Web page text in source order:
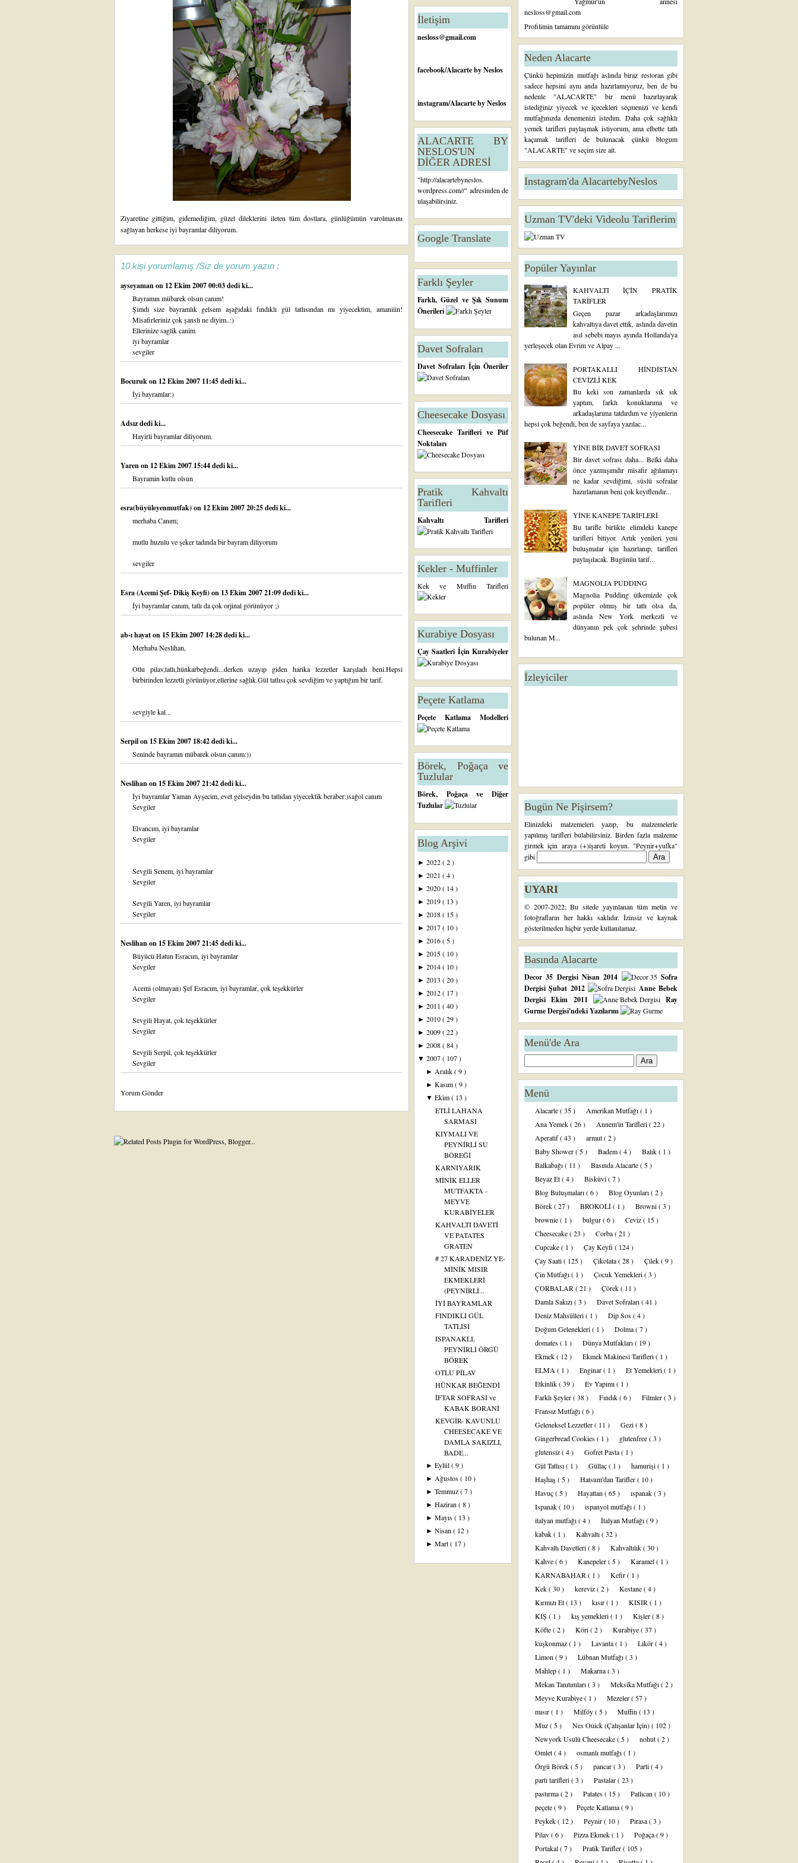
Ziyaretine gittiğim, gidemediğim, güzel dileklerini ileten tüm dostlara, günlüğümün varolmasını
sağlayan herkese iyi bayramlar diliyorum.
10 kişi yorumlamış /Siz de yorum yazın :
ayseyamanon 12 Ekim 2007 00:03 dedi ki...
Bayramın mübarek olsun canım!
Şimdi size bayramlık gelsem aşağıdaki fındıklı gül tatlısından mı yiyecektim, amaniiin!
Misafirleriniz çok şanslı ne diyim..:)
Ellerinize saglik canim
iyi bayramlar
sevgiler
Bocurukon 12 Ekim 2007 11:45 dedi ki...
İyi bayramlar:)
Adsız dedi ki...
Hayirli bayramlar diliyorum.
Yarenon 12 Ekim 2007 15:44 dedi ki...
Bayramin kutlu olsun
esra(büyüleyenmutfak)on 12 Ekim 2007 20:25 dedi ki...
merhaba Canım;
mutlu huzulu ve şeker tadında bir bayram diliyorum
sevgiler
Esra (Acemi Şef- Dikiş Keyfi)on 13 Ekim 2007 21:09 dedi ki...
İyi bayramlar canım, tatlı da çok orjinal görünüyor ;)
ab-ı hayaton 15 Ekim 2007 14:28 dedi ki...
Merhaba Neslihan,
Otlu pilav,tatlı,hünkarbeğendi...derken uzayıp giden harika lezzetler karşıladı beni.Hepsi
birbirinden lezzetli görünüyor,ellerine sağlık.Gül tatlısı çok sevdiğim ve yaptığım bir tarif.
sevgiyle kal...
Serpilon 15 Ekim 2007 18:42 dedi ki...
Seninde bayramın mübarek olsun canım:))
Neslihanon 15 Ekim 2007 21:42 dedi ki...
İyi bayramlar Yaman Ayşecim, evet gelseydin bu tatlıdan yiyecektik beraber:)sağol canım
Sevgiler
Elvancım, iyi bayramlar
Sevgiler
Sevgili Senem, iyi bayramlar
Sevgiler
Sevgili Yaren, iyi bayramlar
Sevgiler
Neslihanon 15 Ekim 2007 21:45 dedi ki...
Büyücü Hatun Esracım, iyi bayramlar
Sevgiler
Acemi (olmayan) Şef Esracım, iyi bayramlar, çok teşekkürler
Sevgiler
Sevgili Hayat, çok teşekkürler
Sevgiler
Sevgili Serpil, çok teşekkürler
Sevgiler
Yorum Gönder
İletişim
nesloss@gmail.com
facebook/Alacarte by Neslos
instagram/Alacarte by Neslos
ALACARTE BY
NESLOS'UN
DİĞER ADRESİ
"http://alacartebyneslos.
wordpress.com//" adresinden de
ulaşabilirsiniz.
Google Translate
Farklı Şeyler
Farklı, Güzel ve Şık Sunum
Önerileri
Davet Sofraları
Davet Sofraları İçin Öneriler
Cheesecake Dosyası
Cheesecake Tarifleri ve Püf
Noktaları
Pratik Kahvaltı
Tarifleri
Kahvaltı Tarifleri
Kekler - Muffinler
Kek ve Muffin Tarifleri
Kurabiye Dosyası
Çay Saatleri İçin Kurabiyeler
Peçete Katlama
Peçete Katlama Modelleri
Börek, Poğaça ve
Tuzlular
Börek, Poğaça ve Diğer
Tuzlular
Blog Arşivi
► 2022( 2 )
► 2021 ( 4 )
► 2020( 14 )
► 2019( 13 )
► 2018( 15 )
► 2017( 10 )
► 2016( 5 )
► 2015( 10 )
► 2014( 10 )
► 2013 ( 20 )
► 2012( 17 )
► 2011 ( 40 )
► 2010( 29 )
► 2009( 22 )
► 2008( 84 )
▼ 2007( 107 )
►Aralık( 9 )
►Kasım( 9 )
▼Ekim( 13 )
ETLİ LAHANA
SARMASI
KIYMALI VE
PEYNİRLİ SU
BÖREĞİ
KARNIYARIK
MİNİK ELLER
MUTFAKTA -
MEYVE
KURABİYELER
KAHVALTI DAVETİ
VE PATATES
GRATEN
# 27 KARADENİZ YE-
MİNİK MISIR
EKMEKLERİ
(PEYNİRLİ...
İYİ BAYRAMLAR
FINDIKLI GÜL
TATLISI
ISPANAKLI,
PEYNİRLİ ÖRGÜ
BÖREK
OTLU PİLAV
HÜNKAR BEĞENDİ
İFTAR SOFRASI ve
KABAK BORANİ
KEVGİR- KAVUNLU
CHEESECAKE VE
DAMLA SAKIZLI,
BADE...
►Eylül( 9 )
►Ağustos( 10 )
►Temmuz( 7 )
►Haziran( 8 )
►Mayıs( 13 )
►Nisan( 12 )
►Mart( 17 )
nesloss@gmail.com
Profilimin tamamını görüntüle
Neden Alacarte
Çünkü hepimizin mutfağı aslında biraz restoran gibi
sadece hepsini aynı anda hazırlamıyoruz, ben de bu
nedenle "ALACARTE" bir menü hazırlayarak
istediğiniz yiyecek ve içecekleri seçmenizi ve kendi
mutfağınızda denemenizi istedim. Daha çok sağlıklı
yemek tarifleri paylaşmak istiyorum, ama elbette tatlı
kaçamak tarifleri de bulunacak çünkü blogum
"ALACARTE" ve seçim size ait.
Instagram'da AlacartebyNeslos
Uzman TV'deki Videolu Tariflerim
Popüler Yayınlar
KAHVALTI İÇİN PRATİK
TARİFLER
Geçen pazar arkadaşlarımızı
kahvaltıya davet ettik, aslında davetin
asıl sebebi mayıs ayında Hollanda'ya
yerleşecek olan Evrim ve Alpay ...
PORTAKALLI HİNDİSTAN
CEVİZLİ KEK
Bu keki son zamanlarda sık sık
yaptım, farklı konuklarıma ve
arkadaşlarıma tatdırdım ve yiyenlerin
hepsi çok beğendi, ben de sayfaya yazılac...
YİNE BİR DAVET SOFRASI
Bir davet sofrası daha... Belki daha
önce yazmışımdır misafir ağılamayı
ne kadar sevdiğimi, süslü sofralar
hazırlamanın beni çok keyiflendir...
YİNE KANEPE TARİFLERİ
Bu tarifle birlikte elimdeki kanepe
tarifleri bitiyor. Artık yenileri yeni
buluşmalar için hazırlanıp, tarifleri
paylaşılacak. Bugünün tarif...
MAGNOLIA PUDDING
Magnolia Pudding ülkemizde çok
popüler olmuş bir tatlı olsa da,
aslında New York merkezli ve
dünyanın pek çok şehrinde şubesi
bulunan M...
İzleyiciler
Bugün Ne Pişirsem?
Elinizdeki malzemeleri yazıp, bu malzemelerle
yapılmış tarifleri bulabilirsiniz. Birden fazla malzeme
girmek için araya (+)işareti koyun. "Peynir+yufka"
gibi
UYARI
© 2007-2022; Bu sitede yayınlanan tüm metin ve
fotoğrafların her hakkı saklıdır. İzinsiz ve kaynak
gösterilmeden hiçbir yerde kullanılamaz.
Basında Alacarte
Decor 35 Dergisi Nisan 2014
Sofra
Dergisi Şubat 2012
Anne Bebek
Dergisi Ekim 2011
Ray
Gurme Dergisi'ndeki Yazılarım
Menü'de Ara
Menü
Alacarte( 35 ) Amerikan Mutfağı( 1 )
Ana Yemek( 26 ) Annem'in Tarifleri( 22 )
Aperatif( 43 ) armut( 2 )
Baby Shower( 5 ) Badem( 4 ) Balık( 1 )
Balkabağı( 11 ) Basında Alacarte( 5 )
Beyaz Et( 4 ) Bisküvi( 7 )
Blog Buluşmaları( 6 ) Blog Oyunları( 2 )
Börek( 27 ) BROKOLİ( 1 ) Browni( 3 )
brownie( 1 ) bulgur( 6 ) Ceviz( 15 )
Cheesecake( 23 ) Corba( 21 )
Cupcake( 1 ) Çay Keyfi ( 124 )
Çay Saati( 125 ) Çikolata( 28 ) Çilek( 9 )
Çin Mutfağı( 1 ) Çocuk Yemekleri( 3 )
ÇORBALAR ( 21 ) Çörek( 11 )
Damla Sakızı( 3 ) Davet Sofraları( 41 )
Deniz Mahsülleri( 1 ) Dip Sos( 4 )
Doğum Gelenekleri( 1 ) Dolma( 7 )
domates( 1 ) Dünya Mutfakları( 19 )
Ekmek( 12 ) Ekmek Makinesi Tarifleri( 1 )
ELMA ( 1 ) Enginar( 1 ) Et Yemekleri( 1 )
Etkinlik( 39 ) Ev Yapımı( 1 )
Farklı Şeyler( 38 ) Fındık( 6 ) Filmler( 3 )
Fransız Mutfağı( 6 )
Geleneksel Lezzetler( 11 ) Gezi( 8 )
Gingerbread Cookies( 1 ) glutenfree( 3 )
glutensiz( 4 ) Gofret Pasta( 1 )
Gül Tatlısı( 1 ) Güllaç( 1 ) hamurişi( 1 )
Haşhaş( 5 ) Hatsum'dan Tarifler( 10 )
Havuç( 5 ) Hayattan ( 65 ) ıspanak( 3 )
Ispanak( 10 ) ispanyol mutfağı( 1 )
italyan mutfağı( 4 ) İtalyan Mutfağı( 9 )
kabak( 1 ) Kahvaltı( 32 )
Kahvaltı Davetleri( 8 ) Kahvaltılık( 30 )
Kahve( 6 ) Kanepeler( 5 ) Karamel( 1 )
KARNABAHAR ( 1 ) Kefir( 1 )
Kek( 30 ) kereviz( 2 ) Kestane( 4 )
Kırmızı Et( 13 ) kısır( 1 ) KISIR ( 1 )
KIŞ ( 1 ) kış yemekleri( 1 ) Kişler( 8 )
Köfte( 2 ) Köri( 2 ) Kurabiye( 37 )
kuşkonmaz( 1 ) Lavanta( 1 ) Likör( 4 )
Limon ( 9 ) Lübnan Mutfağı( 3 )
Mahlep( 1 ) Makarna( 3 )
Mekan Tanıtımları( 3 ) Meksika Mutfağı( 2 )
Meyve Kurabiye( 1 ) Mezeler( 57 )
mısır( 1 ) Milföy( 5 ) Muffin ( 13 )
Muz( 5 ) Nes Ouick (Çalışanlar İçin)( 102 )
Newyork Usulü Cheesecake( 5 ) nohut( 2 )
Omlet( 4 ) osmanlı mutfağı( 1 )
Örgü Börek( 5 ) pancar( 3 ) Parti( 4 )
parti tarifleri( 3 ) Pastalar( 23 )
pastırma( 2 ) Patates( 15 ) Patlıcan ( 10 )
peçete( 9 ) Peçete Katlama( 9 )
Peykek( 12 ) Peynir( 10 ) Pırasa( 3 )
Pilav( 6 ) Pizza Ekmek( 1 ) Poğaça( 9 )
Portakal( 7 ) Pratik Tarifler( 105 )